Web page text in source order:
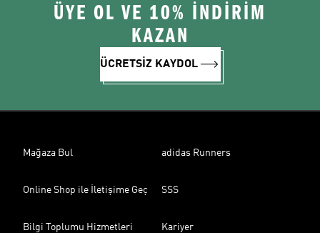
ÜYE OL VE 10% İNDİRİM
KAZAN
ÜCRETSİZ KAYDOL
Mağaza Bul adidas Runners
Online Shop ile İletişime Geç SSS
Bilgi Toplumu Hizmetleri Kariyer